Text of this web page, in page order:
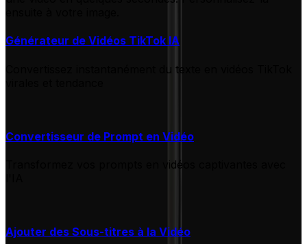
Générateur de Vidéos TikTok IA
Convertissez instantanément du texte en vidéos TikTok
Convertisseur de Prompt en Vidéo
Transformez vos prompts en vidéos captivantes avec
Ajouter des Sous-titres à la Vidéo